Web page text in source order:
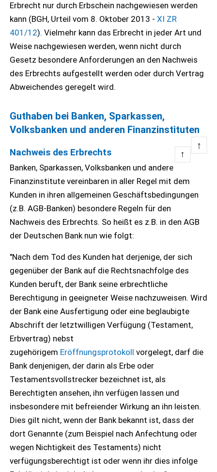
Erbrecht nur durch Erbschein nachgewiesen werden
kann (BGH, Urteil vom 8. Oktober 2013 - XI ZR
401/12). Vielmehr kann das Erbrecht in jeder Art und
Weise nachgewiesen werden, wenn nicht durch
Gesetz besondere Anforderungen an den Nachweis
des Erbrechts aufgestellt werden oder durch Vertrag
Abweichendes geregelt wird.
Guthaben bei Banken, Sparkassen,
Volksbanken und anderen Finanzinstituten
↑
Nachweis des Erbrechts ↑
Banken, Sparkassen, Volksbanken und andere
Finanzinstitute vereinbaren in aller Regel mit dem
Kunden in ihren allgemeinen Geschäftsbedingungen
(z.B. AGB-Banken) besondere Regeln für den
Nachweis des Erbrechts. So heißt es z.B. in den AGB
der Deutschen Bank nun wie folgt:
"Nach dem Tod des Kunden hat derjenige, der sich
gegenüber der Bank auf die Rechtsnachfolge des
Kunden beruft, der Bank seine erbrechtliche
Berechtigung in geeigneter Weise nachzuweisen. Wird
der Bank eine Ausfertigung oder eine beglaubigte
Abschrift der letztwilligen Verfügung (Testament,
Erbvertrag) nebst
zugehörigem Eröffnungsprotokoll vorgelegt, darf die
Bank denjenigen, der darin als Erbe oder
Testamentsvollstrecker bezeichnet ist, als
Berechtigten ansehen, ihn verfügen lassen und
insbesondere mit befreiender Wirkung an ihn leisten.
Dies gilt nicht, wenn der Bank bekannt ist, dass der
dort Genannte (zum Beispiel nach Anfechtung oder
wegen Nichtigkeit des Testaments) nicht
verfügungsberechtigt ist oder wenn ihr dies infolge